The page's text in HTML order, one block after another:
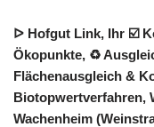
ᐅ Hofgut Link, Ihr ☑️
Ökopunkte, ♻
Flächenausgleich &
Biotopwertverfahren,
Wachenheim